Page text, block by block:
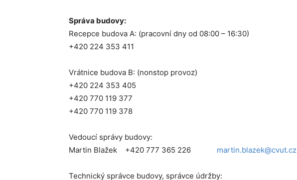
Správa budovy:
Recepce budova A: (pracovní dny od 08:00 – 16:30)
+420 224 353 411
Vrátnice budova B: (nonstop provoz)
+420 224 353 405
+420 770 119 377
+420 770 119 378
Vedoucí správy budovy:
Martin Blažek +420 777 365 226 martin.blazek@cvut.cz
Technický správce budovy, správce údržby: